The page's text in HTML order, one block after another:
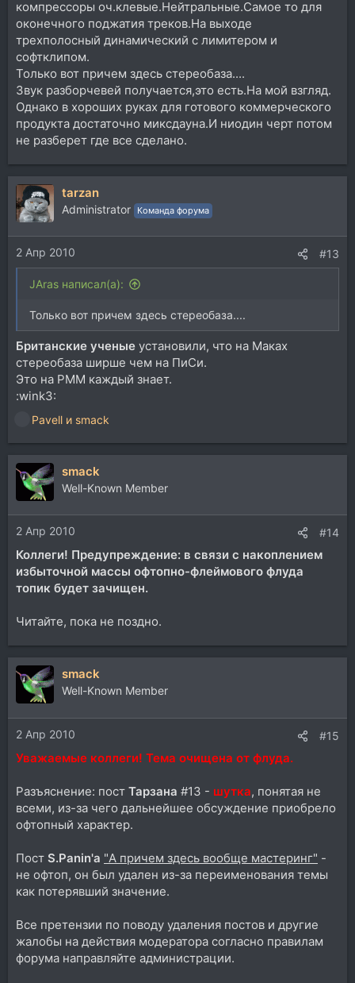
компрессоры оч.клевые.Нейтральные.Самое то для
оконечного поджатия треков.На выходе
трехполосный динамический с лимитером и
софтклипом.
Только вот причем здесь стереобаза....
Звук разборчевей получается,это есть.На мой взгляд.
Однако в хороших руках для готового коммерческого
продукта достаточно миксдауна.И ниодин черт потом
не разберет где все сделано.
tarzan
Administrator Команда форума
2 Апр 2010 #13
JAras написал(а):
Только вот причем здесь стереобаза....
Британские ученые установили, что на Маках
стереобаза ширше чем на ПиСи.
Это на РММ каждый знает.
:wink3:
е
а
к
и
и
:
Pavell и smack
smack
Well-Known Member
2 Апр 2010 #14
Коллеги! Предупреждение: в связи с накоплением
избыточной массы офтопно-флеймового флуда
топик будет зачищен.
Читайте, пока не поздно.
smack
Well-Known Member
2 Апр 2010 #15
Уважаемые коллеги! Тема очищена от флуда.
Разъяснение: пост Тарзана #13 - шутка, понятая не
всеми, из-за чего дальнейшее обсуждение приобрело
офтопный характер.
Пост S.Panin'a "А причем здесь вообще мастеринг" -
не офтоп, он был удален из-за переименования темы
как потерявший значение.
Все претензии по поводу удаления постов и другие
жалобы на действия модератора согласно правилам
форума направляйте администрации.